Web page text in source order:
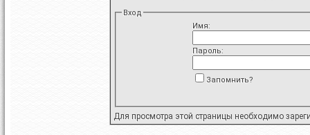
Вход
Имя:
Пароль:
Запомнить?
Для просмотра этой страницы необходимо